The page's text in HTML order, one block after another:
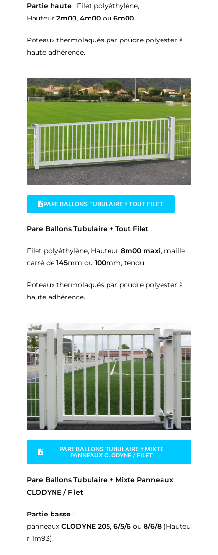
Partie haute : Filet polyéthylène,
Hauteur 2m00, 4m00ou 6m00.
Poteaux thermolaqués par poudre polyester à
haute adhérence.
PARE BALLONS TUBULAIRE + TOUT FILET
Pare Ballons Tubulaire + Tout Filet
Filet polyéthylène, Hauteur 8m00 maxi, maille
carré de 145mm ou 100mm, tendu.
Poteaux thermolaqués par poudre polyester à
haute adhérence.
PARE BALLONS TUBULAIRE + MIXTE
PANNEAUX CLODYNE / FILET
Pare Ballons Tubulaire + Mixte Panneaux
CLODYNE / Filet
Partie basse:
panneaux CLODYNE 205, 6/5/6ou 8/6/8(Hauteu
r 1m93).